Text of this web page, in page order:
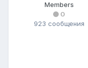
Members
0
923 сообщения